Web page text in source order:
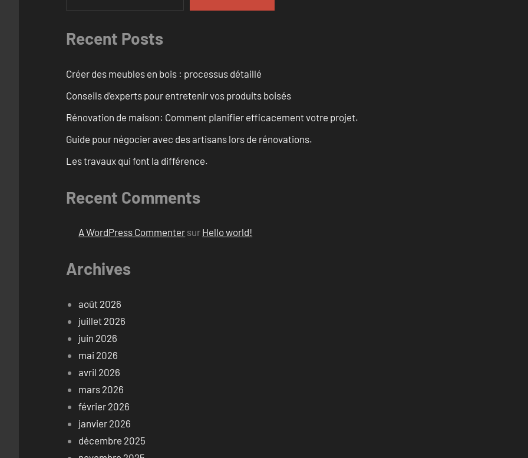
Recent Posts
Créer des meubles en bois : processus détaillé
Conseils d’experts pour entretenir vos produits boisés
Rénovation de maison: Comment planifier efficacement votre projet.
Guide pour négocier avec des artisans lors de rénovations.
Les travaux qui font la différence.
Recent Comments
A WordPress Commenter sur Hello world!
Archives
août 2026
juillet 2026
juin 2026
mai 2026
avril 2026
mars 2026
février 2026
janvier 2026
décembre 2025